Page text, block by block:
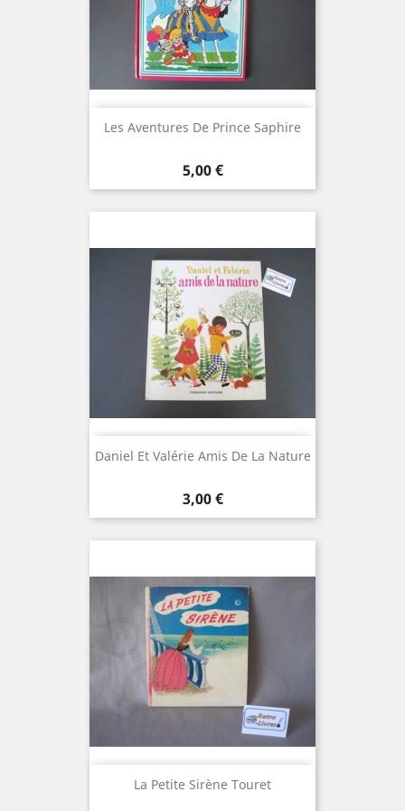
Les Aventures De Prince Saphire
Prix
5,00 €
Daniel Et Valérie Amis De La Nature
Prix
3,00 €
La Petite Sirène Touret